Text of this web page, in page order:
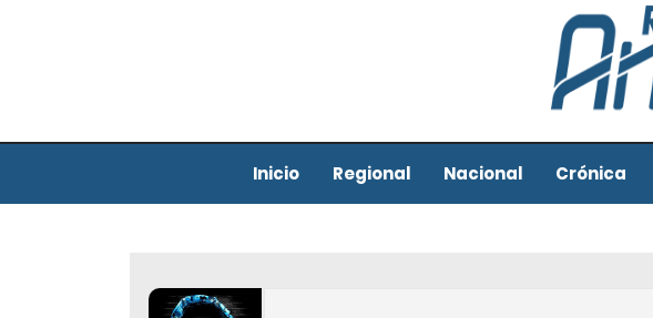
Inicio Regional Nacional Crónica